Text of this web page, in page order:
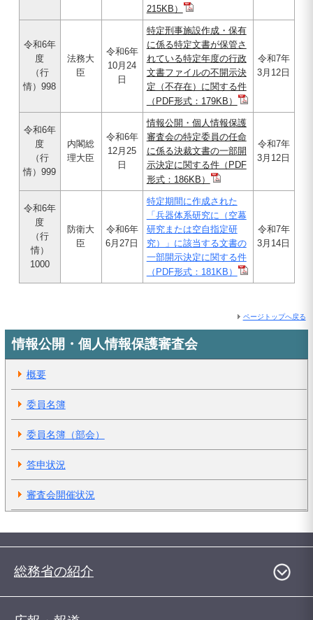
215KB）
令和6年
度
（行
情）998
法務大
臣
令和6年
10月24
日
特定刑事施設作成・保有
に係る特定文書が保管さ
れている特定年度の行政
文書ファイルの不開示決
定（不存在）に関する件
（PDF形式：179KB）
令和7年
3月12日
令和6年
度
（行
情）999
内閣総
理大臣
令和6年
12月25
日
情報公開・個人情報保護
審査会の特定委員の任命
に係る決裁文書の一部開
示決定に関する件（PDF
形式：186KB）
令和7年
3月12日
令和6年
度
（行
情）
1000
防衛大
臣
令和6年
6月27日
特定期間に作成された
「兵器体系研究に（空幕
研究または空自指定研
究）」に該当する文書の
一部開示決定に関する件
（PDF形式：181KB）
令和7年
3月14日
ページトップへ戻る
情報公開・個人情報保護審査会
概要
委員名簿
委員名簿（部会）
答申状況
審査会開催状況
総務省の紹介